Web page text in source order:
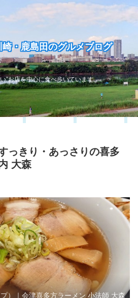
・鹿島田のグルメブログ
”お店を中心に食べ歩いています
っきり・あっさりの喜多
大森
）｜会津喜多方ラーメン 小法師 大森